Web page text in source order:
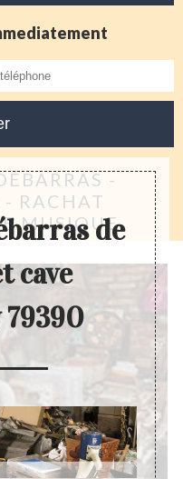
-
- RACHAT
MUSIQUE
de
cave